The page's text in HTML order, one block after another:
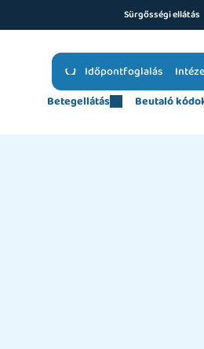
Sürgősségi ellátás
Időpontfoglalás
Betegellátás
Beutaló